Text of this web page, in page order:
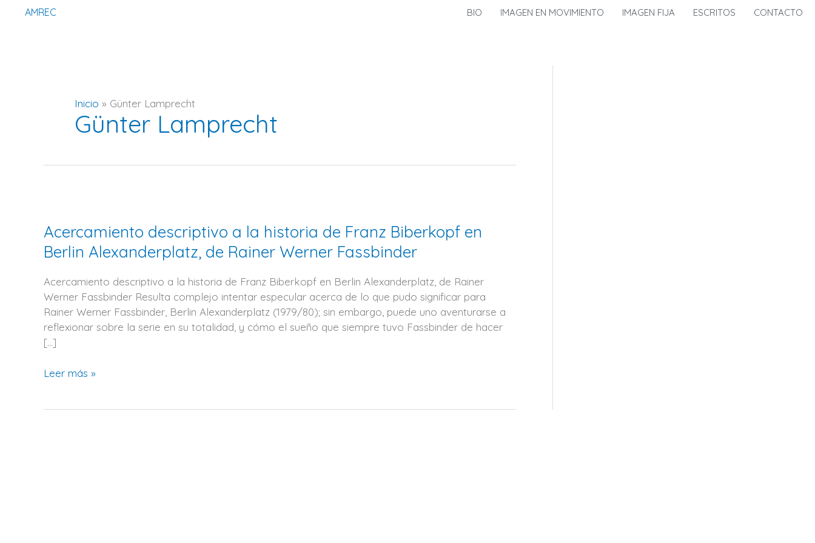
AMREC BIO IMAGEN EN MOVIMIENTO IMAGEN FIJA ESCRITOS CONTACTO
Inicio Günter Lamprecht
Günter Lamprecht
Acercamiento descriptivo a la historia de Franz Biberkopf en
Berlin Alexanderplatz, de Rainer Werner Fassbinder
Acercamiento descriptivo a la historia de Franz Biberkopf en Berlin Alexanderplatz, de Rainer
Werner Fassbinder Resulta complejo intentar especular acerca de lo que pudo significar para
Rainer Werner Fassbinder, Berlin Alexanderplatz (1979/80); sin embargo, puede uno aventurarse a
reflexionar sobre la serie en su totalidad, y cómo el sueño que siempre tuvo Fassbinder de hacer
[…]
a
la
historia
Franz
Biberkopf
en
Berlin
Alexanderplatz,
Rainer
Fassbinder
Leer más »